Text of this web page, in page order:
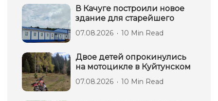
В Качуге построили новое
здание для старейшего
07.08.2026 10 Min Read
Двое детей опрокинулись
на мотоцикле в Куйтунском
07.08.2026 10 Min Read